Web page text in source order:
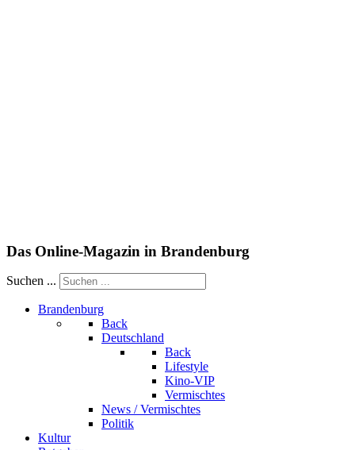
Das Online-Magazin in Brandenburg
Suchen ...
Brandenburg
Back
Deutschland
Back
Lifestyle
Kino-VIP
Vermischtes
News / Vermischtes
Politik
Kultur